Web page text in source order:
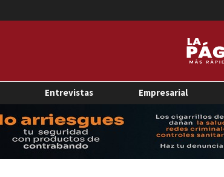
Entrevistas Empresarial